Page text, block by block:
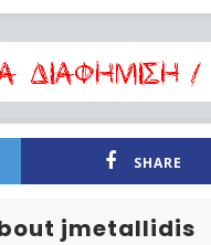
SHARE
jmetallidis